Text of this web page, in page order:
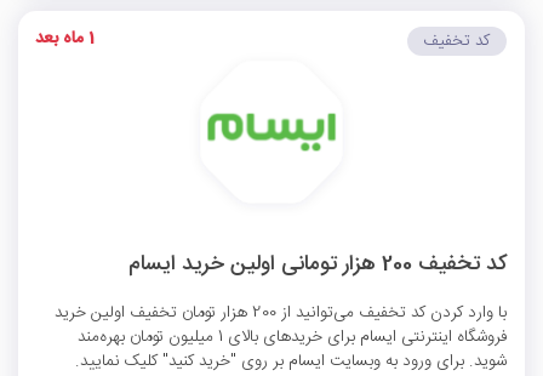
کد تخفیف 200 هزار تومانی اولین خرید ایسام
با وارد کردن کد تخفیف می‌توانید از 200 هزار تومان تخفیف اولین خرید
فروشگاه اینترنتی ایسام برای خریدهای بالای 1 میلیون تومان بهره‌مند
شوید. برای ورود به وبسایت ایسام بر روی "خرید کنید" کلیک نمایید.
کد تخفیف 1 ماه بعد